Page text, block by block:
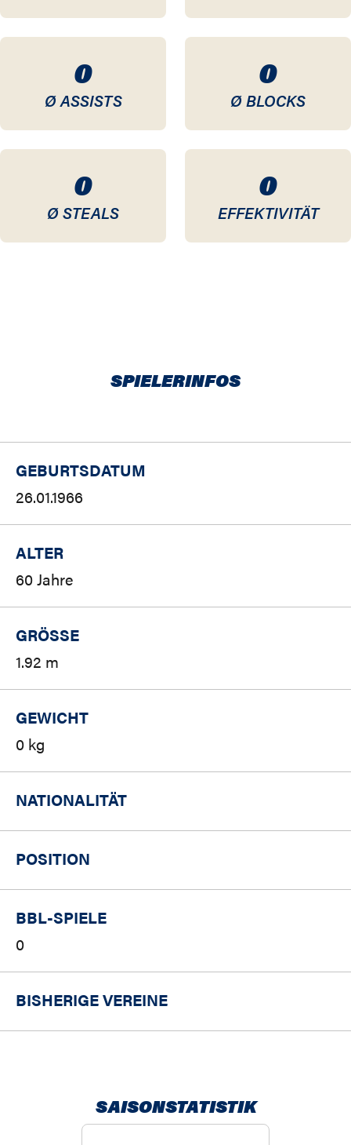
0
Ø ASSISTS
0
Ø BLOCKS
0
Ø STEALS
0
EFFEKTIVITÄT
SPIELERINFOS
GEBURTSDATUM
26.01.1966
ALTER
60 Jahre
GRÖSSE
1.92 m
GEWICHT
0 kg
NATIONALITÄT
POSITION
BBL-SPIELE
0
BISHERIGE VEREINE
SAISONSTATISTIK